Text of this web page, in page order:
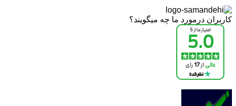
کاربران درمورد ما چه میگویند؟